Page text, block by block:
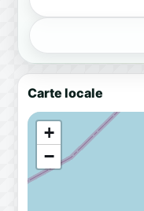
Carte locale
+
−